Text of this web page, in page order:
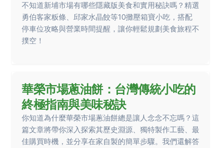
不知道新埔市場有哪些隱藏版美食和實用秘訣嗎？精選
勇伯客家粄條、邱家水晶餃等10攤壓箱寶小吃，搭配
停車位攻略與營業時間提醒，讓你輕鬆規劃美食旅程不
撲空！
華榮市場蔥油餅：台灣傳統小吃的
終極指南與美味秘訣
你知道為什麼華榮市場蔥油餅總是讓人念念不忘嗎？這
篇文章將帶你深入探索其歷史淵源、獨特製作工藝、最
佳購買時機，並分享在家自製的簡單步驟。我們還解答